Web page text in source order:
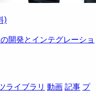
)
開発とインテグレーショ
ライブラリ 動画記事 プ